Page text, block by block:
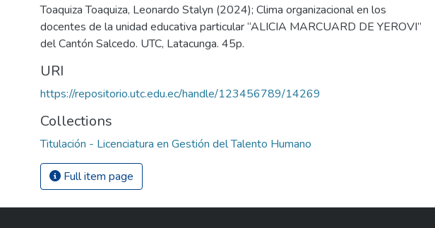
Toaquiza Toaquiza, Leonardo Stalyn (2024); Clima organizacional en los
docentes de la unidad educativa particular “ALICIA MARCUARD DE YEROVI”
del Cantón Salcedo. UTC, Latacunga. 45p.
URI
https://repositorio.utc.edu.ec/handle/123456789/14269
Collections
Titulación - Licenciatura en Gestión del Talento Humano
Full item page